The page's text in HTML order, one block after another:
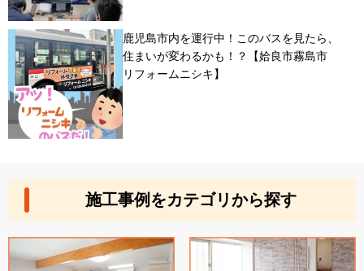
鹿児島市内を運行中！このバスを見たら、
住まいが変わるかも！？【姶良市霧島市
リフォームニシキ】
施工事例をカテゴリから探す